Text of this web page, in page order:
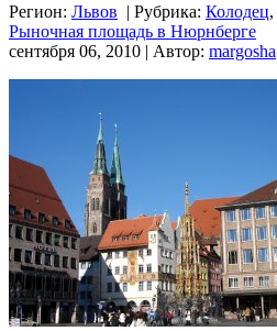
Регион: Львов | Рубрика: Колодец,
Рыночная площадь в Нюрнберге
сентября 06, 2010 | Автор: margosha